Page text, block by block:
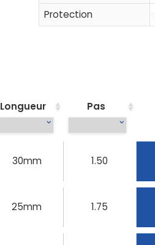
Protection
Longueur Pas
30mm 1.50
25mm 1.75